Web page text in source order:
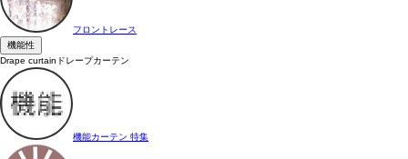
フロントレース
機能性
Drape curtain ドレープカーテン
機能カーテン 特集